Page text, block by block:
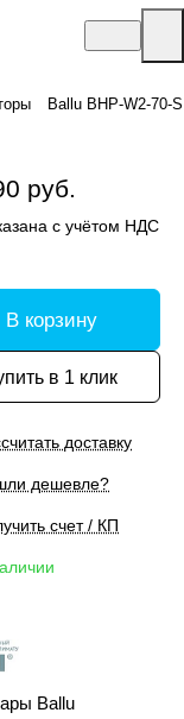
Ballu BHP-W2-70-
руб.
с учётом НДС
В корзину
в 1 клик
доставку
дешевле?
счет / КП
Ballu